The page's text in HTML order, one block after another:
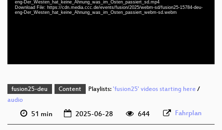
eng-Der_Westen_hat_keine_Ahnung_was_im_Osten_passiert_sd.mp4
Download File: https://cdn.media.ccc.de/events/fusion/2025/webm-sd/fusion25-15784-deu-
eng-Der_Westen_hat_keine_Ahnung_was_im_Osten_passiert_webm-sd.webm
deu-eng 1080p (webm)
fusion25-deu Content Playlists: 'fusion25' videos starting here/
audio
51 min 2025-06-28 644 Fahrplan